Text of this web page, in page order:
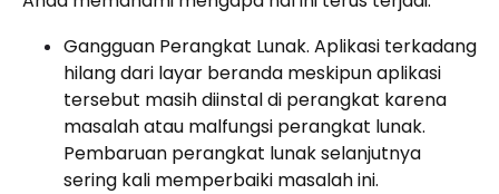
Gangguan Perangkat Lunak. Aplikasi terkadang
hilang dari layar beranda meskipun aplikasi
tersebut masih diinstal di perangkat karena
masalah atau malfungsi perangkat lunak.
Pembaruan perangkat lunak selanjutnya
sering kali memperbaiki masalah ini.